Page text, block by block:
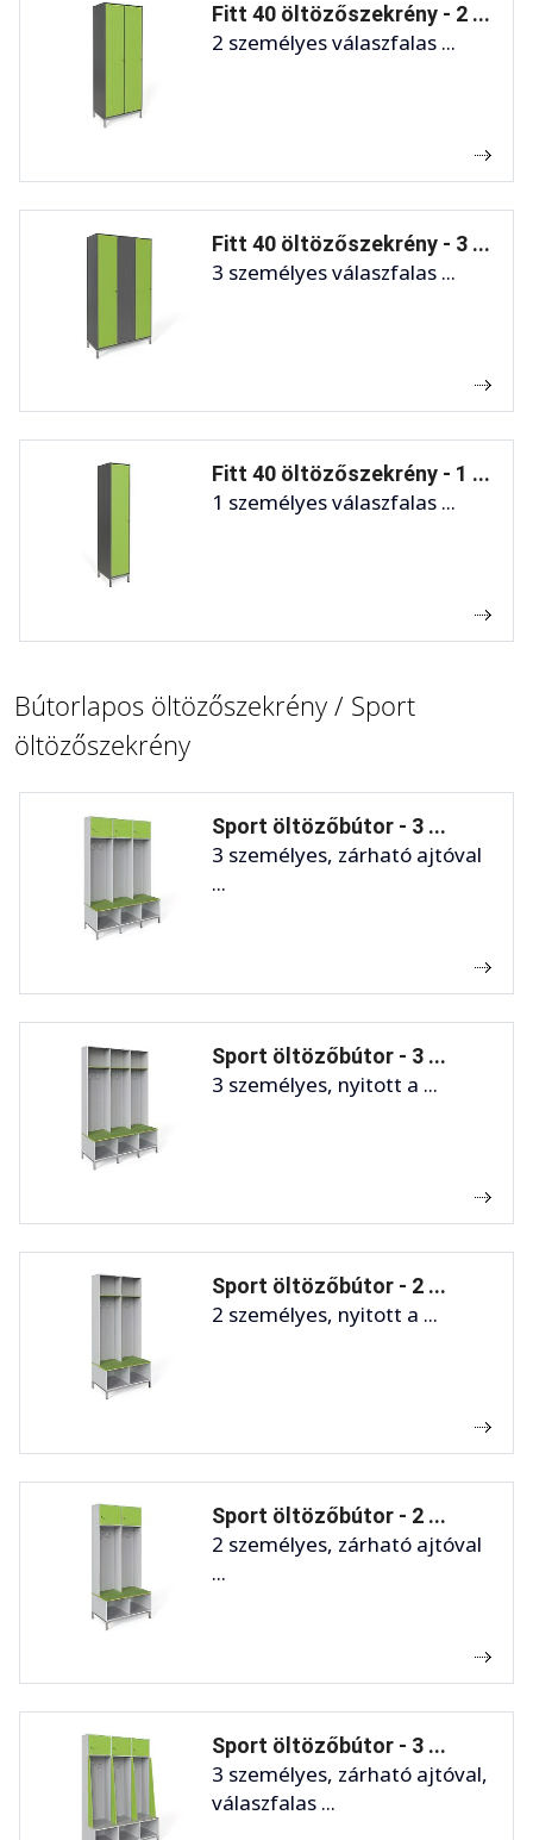
Fitt 40 öltözőszekrény - 2 ...
2 személyes válaszfalas ...
Fitt 40 öltözőszekrény - 3 ...
3 személyes válaszfalas ...
Fitt 40 öltözőszekrény - 1 ...
1 személyes válaszfalas ...
Bútorlapos öltözőszekrény / Sport
öltözőszekrény
Sport öltözőbútor - 3 ...
3 személyes, zárható ajtóval
...
Sport öltözőbútor - 3 ...
3 személyes, nyitott a ...
Sport öltözőbútor - 2 ...
2 személyes, nyitott a ...
Sport öltözőbútor - 2 ...
2 személyes, zárható ajtóval
...
Sport öltözőbútor - 3 ...
3 személyes, zárható ajtóval,
válaszfalas ...